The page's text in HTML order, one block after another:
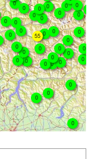
0
0
0
0
0
0
0
0
0
0
0
0
0
0
0
0 0
0
55
0
0
0
0
0
0
0
0
0
0
0
0
0
0
0
0
0